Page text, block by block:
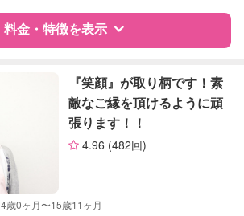
料金・特徴を表示
『笑顔』が取り柄です！素
敵なご縁を頂けるように頑
張ります！！
4.96 (482回)
4歳0ヶ月〜15歳11ヶ月